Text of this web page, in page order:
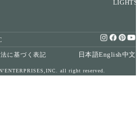
LIGHTS
に基づく表記 日本語English中文
all right reserved.